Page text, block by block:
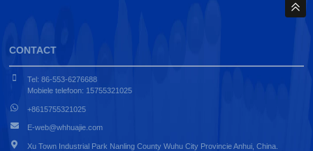
CONTACT
Tel: 86-553-6276688
Mobiele telefoon: 15755321025
+8615755321025
E-web@whhuajie.com
Xu Town Industrial Park Nanling County Wuhu City Provincie Anhui, China.